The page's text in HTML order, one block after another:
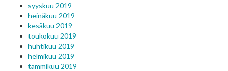
syyskuu 2019
heinäkuu 2019
kesäkuu 2019
toukokuu 2019
huhtikuu 2019
helmikuu 2019
tammikuu 2019